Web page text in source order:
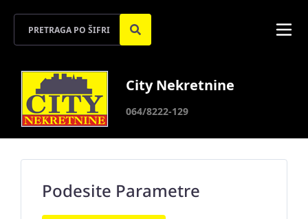
City Nekretnine
064/8222-129
Podesite Parametre